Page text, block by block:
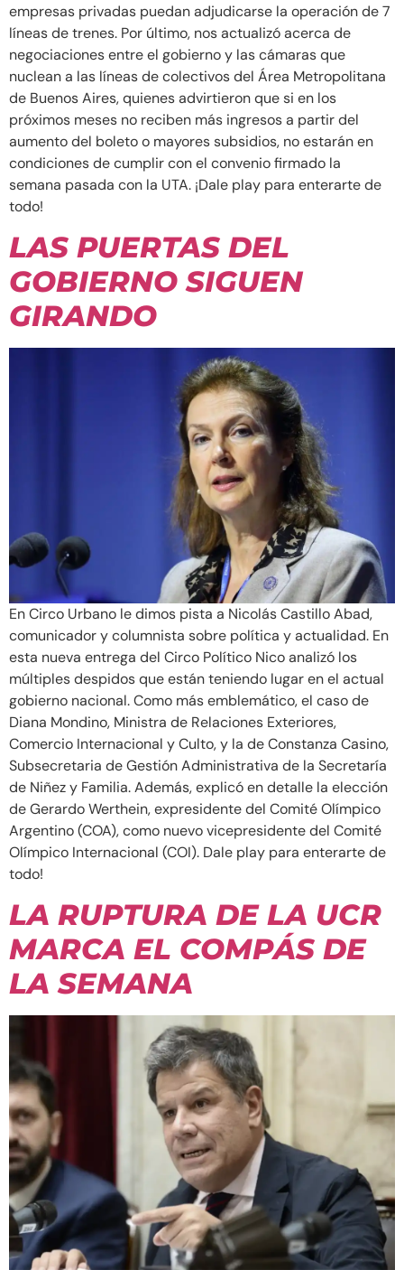
empresas privadas puedan adjudicarse la operación de 7
líneas de trenes. Por último, nos actualizó acerca de
negociaciones entre el gobierno y las cámaras que
nuclean a las líneas de colectivos del Área Metropolitana
de Buenos Aires, quienes advirtieron que si en los
próximos meses no reciben más ingresos a partir del
aumento del boleto o mayores subsidios, no estarán en
condiciones de cumplir con el convenio firmado la
semana pasada con la UTA. ¡Dale play para enterarte de
todo!
LAS PUERTAS DEL
GOBIERNO SIGUEN
GIRANDO
En Circo Urbano le dimos pista a Nicolás Castillo Abad,
comunicador y columnista sobre política y actualidad. En
esta nueva entrega del Circo Político Nico analizó los
múltiples despidos que están teniendo lugar en el actual
gobierno nacional. Como más emblemático, el caso de
Diana Mondino, Ministra de Relaciones Exteriores,
Comercio Internacional y Culto, y la de Constanza Casino,
Subsecretaria de Gestión Administrativa de la Secretaría
de Niñez y Familia. Además, explicó en detalle la elección
de Gerardo Werthein, expresidente del Comité Olímpico
Argentino (COA), como nuevo vicepresidente del Comité
Olímpico Internacional (COI). Dale play para enterarte de
todo!
LA RUPTURA DE LA UCR
MARCA EL COMPÁS DE
LA SEMANA